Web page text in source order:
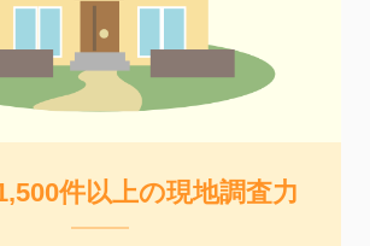
件以上の現地調査力